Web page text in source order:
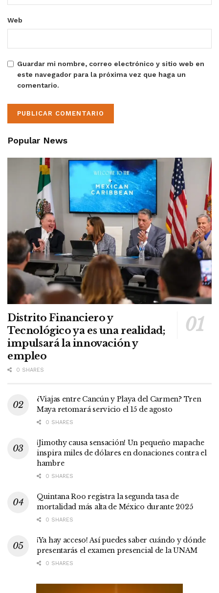
Web
Guardar mi nombre, correo electrónico y sitio web en
este navegador para la próxima vez que haga un
comentario.
Popular News
Distrito Financiero y
Tecnológico ya es una realidad;
impulsará la innovación y
empleo
0 SHARES
¿Viajas entre Cancún y Playa del Carmen? Tren
Maya retomará servicio el 15 de agosto
0 SHARES
¡Jimothy causa sensación! Un pequeño mapache
inspira miles de dólares en donaciones contra el
hambre
0 SHARES
Quintana Roo registra la segunda tasa de
mortalidad más alta de México durante 2025
0 SHARES
¡Ya hay acceso! Así puedes saber cuándo y dónde
presentarás el examen presencial de la UNAM
0 SHARES